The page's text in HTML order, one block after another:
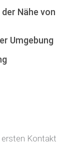
Nähe von
Umgebung
Kontakt